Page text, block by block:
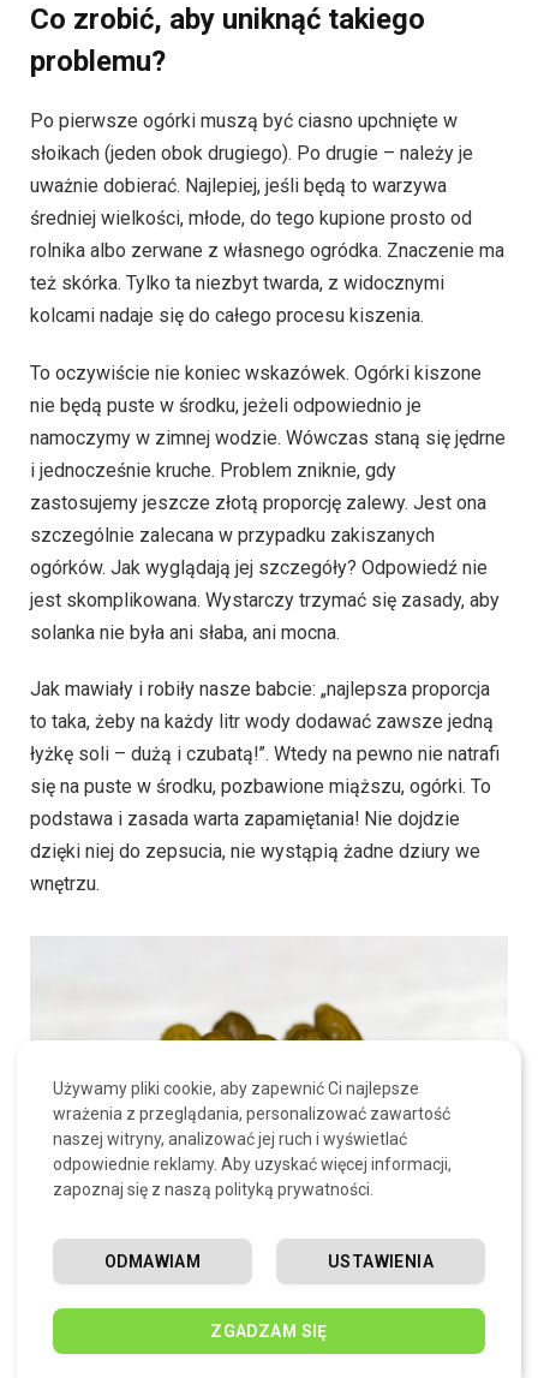
Co zrobić, aby uniknąć takiego
problemu?
Po pierwsze ogórki muszą być ciasno upchnięte w
słoikach (jeden obok drugiego). Po drugie – należy je
uważnie dobierać. Najlepiej, jeśli będą to warzywa
średniej wielkości, młode, do tego kupione prosto od
rolnika albo zerwane z własnego ogródka. Znaczenie ma
też skórka. Tylko ta niezbyt twarda, z widocznymi
kolcami nadaje się do całego procesu kiszenia.
To oczywiście nie koniec wskazówek. Ogórki kiszone
nie będą puste w środku, jeżeli odpowiednio je
namoczymy w zimnej wodzie. Wówczas staną się jędrne
i jednocześnie kruche. Problem zniknie, gdy
zastosujemy jeszcze złotą proporcję zalewy. Jest ona
szczególnie zalecana w przypadku zakiszanych
ogórków. Jak wyglądają jej szczegóły? Odpowiedź nie
jest skomplikowana. Wystarczy trzymać się zasady, aby
solanka nie była ani słaba, ani mocna.
Jak mawiały i robiły nasze babcie: „najlepsza proporcja
to taka, żeby na każdy litr wody dodawać zawsze jedną
łyżkę soli – dużą i czubatą!”. Wtedy na pewno nie natrafi
się na puste w środku, pozbawione miąższu, ogórki. To
podstawa i zasada warta zapamiętania! Nie dojdzie
dzięki niej do zepsucia, nie wystąpią żadne dziury we
wnętrzu.
Najlepsze kiszone ogórki –
podsumowanie
Używamy pliki cookie, aby zapewnić Ci najlepsze
wrażenia z przeglądania, personalizować zawartość
naszej witryny, analizować jej ruch i wyświetlać
odpowiednie reklamy. Aby uzyskać więcej informacji,
zapoznaj się z naszą polityką prywatności.
ZGADZAM SIĘ
USTAWIENIA
ODMAWIAM